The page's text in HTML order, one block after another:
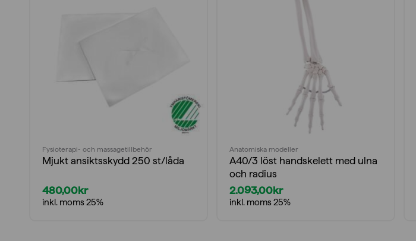
Fysioterapi- och massagetillbehör
Mjukt ansiktsskydd 250 st/låda
480,00kr
inkl. moms 25%
Anatomiska modeller
A40/3 löst handskelett med ulna
och radius
2.093,00kr
inkl. moms 25%